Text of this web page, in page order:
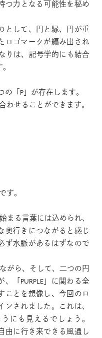
つ力となる可能性を秘め
として、円と縁、円が重
ロゴマークが編み出され
りは、記号学的にも結合
の「P」が存在します。
わせることができます。
す。
まる言葉には込められ、
奥行きにつながると感じ
ず水脈があるはずなので
がら、そして、二つの円
「PURPLE」に関わる全
ことを想像し、今回のロ
ンされました。これは、
にも見えるでしょう。
由に行き来できる風通し